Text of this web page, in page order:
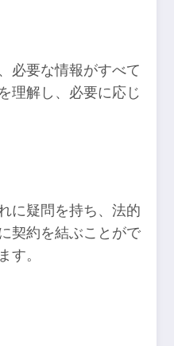
必要な情報がすべて
理解し、必要に応じ
に疑問を持ち、法的
契約を結ぶことがで
。